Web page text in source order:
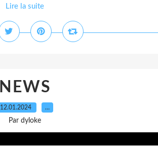
Lire la suite
NEWS
12.01.2024 …
Par dyloke